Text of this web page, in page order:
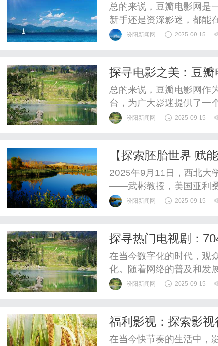
总的来说，豆瓣电影网是
新手还是资深影迷，都能
你可以发现更多优秀的电
想和热情的精神家园，让
汾阳新闻网 2025-09-15
探寻电影之美：豆
总的来说，豆瓣电影网作
台，为广大影迷提供了一
每一个电影爱好者都可以
承。无论是独自观影、
汾阳新闻网 2025-09-15
【探索胚胎世界 赋
西安安琪儿，共探
2025年9月11日，西北大
——武彬教授，美国亚利
任、西安安琪儿生殖医学
美国胚胎学学会授予的“杰
汾阳新闻网 2025-09-15
探寻热门电视剧：
在当今数字化的时代，观
化。随着网络的普及和发
7040电影网作为一家知名
能在这里找到符合自己口
汾阳新闻网 2025-09-15
福利影视：探索影
在当今快节奏的生活中，